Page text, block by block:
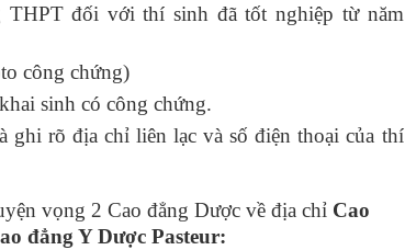
THPT đối với thí sinh đã tốt nghiệp từ năm
công chứng)
sinh có công chứng.
ghi rõ địa chỉ liên lạc và số điện thoại của thí
vọng 2 Cao đẳng Dược về địa chỉ Cao
đẳng Y Dược Pasteur: